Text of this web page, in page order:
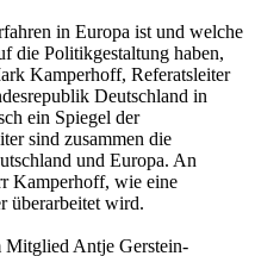
in Europa ist und welche
die Politikgestaltung haben,
Kamperhoff, Referatsleiter
Deutschland in
ein Spiegel der
sind zusammen die
und Europa. An
Kamperhoff, wie eine
überarbeitet wird.
Mitglied Antje Gerstein-